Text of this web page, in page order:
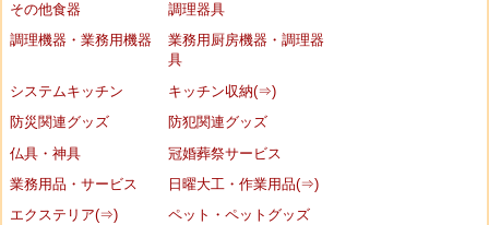
その他食器
調理器具
調理機器・業務用機器
業務用厨房機器・調理器
具
システムキッチン
キッチン収納(⇒)
防災関連グッズ
防犯関連グッズ
仏具・神具
冠婚葬祭サービス
業務用品・サービス
日曜大工・作業用品(⇒)
エクステリア(⇒)
ペット・ペットグッズ